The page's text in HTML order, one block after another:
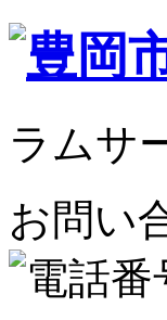
ラムサ
お問い